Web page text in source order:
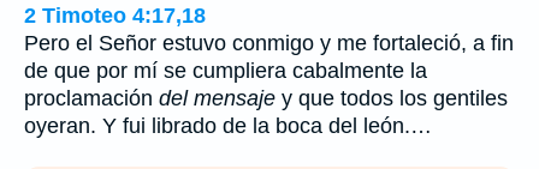
2 Timoteo 4:17,18
Pero el Señor estuvo conmigo y me fortaleció, a fin
de que por mí se cumpliera cabalmente la
proclamación del mensaje y que todos los gentiles
oyeran. Y fui librado de la boca del león.…